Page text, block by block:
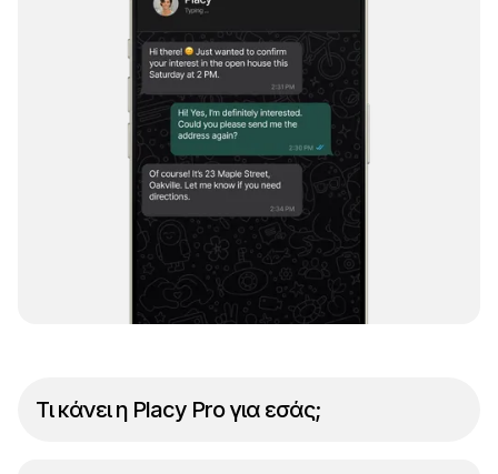
Τι κάνει η Placy Pro για εσάς;